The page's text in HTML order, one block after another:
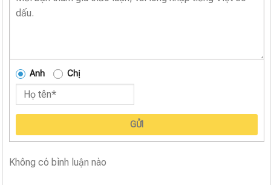
Anh Chị
GỬI
Không có bình luận nào